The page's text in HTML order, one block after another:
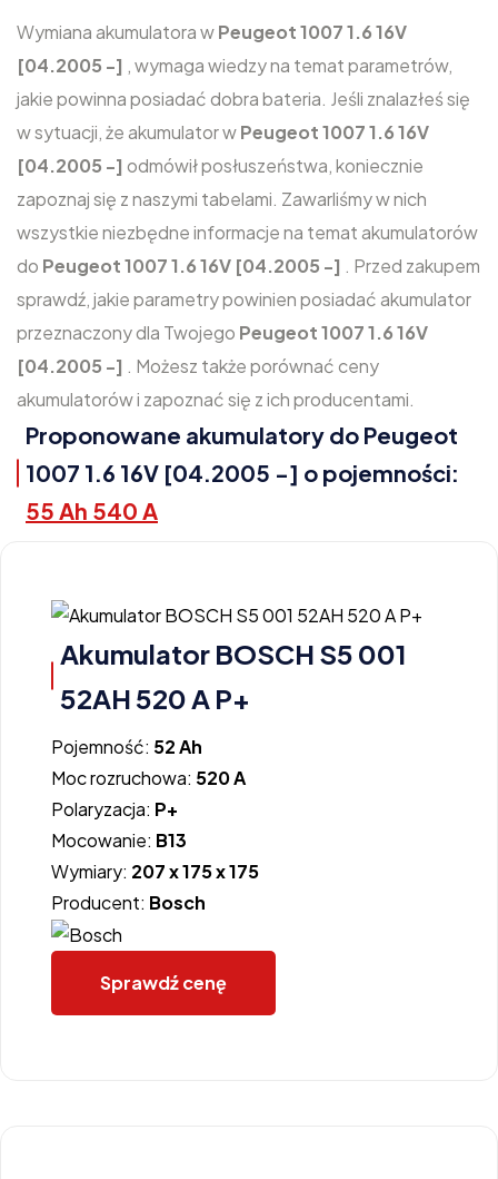
Wymiana akumulatora wPeugeot 1007 1.6 16V
[04.2005 -] , wymaga wiedzy na temat parametrów,
jakie powinna posiadać dobra bateria. Jeśli znalazłeś się
w sytuacji, że akumulator wPeugeot 1007 1.6 16V
[04.2005 -] odmówił posłuszeństwa, koniecznie
zapoznaj się z naszymi tabelami. Zawarliśmy w nich
wszystkie niezbędne informacje na temat akumulatorów
do Peugeot 1007 1.6 16V [04.2005 -] . Przed zakupem
sprawdź, jakie parametry powinien posiadać akumulator
przeznaczony dla Twojego Peugeot 1007 1.6 16V
[04.2005 -] . Możesz także porównać ceny
akumulatorów i zapoznać się z ich producentami.
Proponowane akumulatory do Peugeot
1007 1.6 16V [04.2005 -] o pojemności:
55 Ah 540 A
Akumulator BOSCH S5 001
52AH 520 A P+
Pojemność: 52 Ah
Moc rozruchowa: 520 A
Polaryzacja: P+
Mocowanie: B13
Wymiary: 207 x 175 x 175
Producent: Bosch
Sprawdź cenę